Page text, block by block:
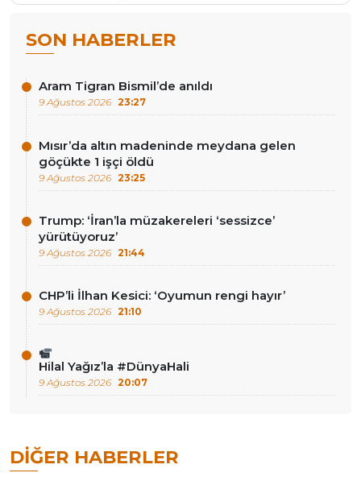
SON HABERLER
Aram Tigran Bismil’de anıldı
9 Ağustos 2026 23:27
Mısır’da altın madeninde meydana gelen
göçükte 1 işçi öldü
9 Ağustos 2026 23:25
Trump: ‘İran’la müzakereleri ‘sessizce’
yürütüyoruz’
9 Ağustos 2026 21:44
CHP’li İlhan Kesici: ‘Oyumun rengi hayır’
9 Ağustos 2026 21:10
Hilal Yağız’la #DünyaHali
9 Ağustos 2026 20:07
DIĞER HABERLER